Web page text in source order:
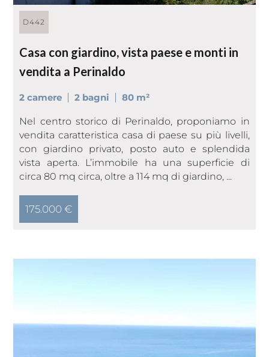
D442
Casa con giardino, vista paese e monti in
vendita a Perinaldo
2 camere 2 bagni 80 m²
Nel centro storico di Perinaldo, proponiamo in
vendita caratteristica casa di paese su più livelli,
con giardino privato, posto auto e splendida
vista aperta. L’immobile ha una superficie di
circa 80 mq circa, oltre a 114 mq di giardino, ...
175.000 €